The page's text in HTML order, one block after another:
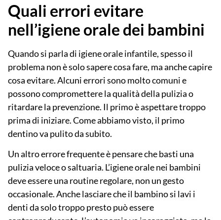
Quali errori evitare
nell’igiene orale dei bambini
Quando si parla di igiene orale infantile, spesso il
problema non è solo sapere cosa fare, ma anche capire
cosa evitare. Alcuni errori sono molto comuni e
possono compromettere la qualità della pulizia o
ritardare la prevenzione. Il primo è aspettare troppo
prima di iniziare. Come abbiamo visto, il primo
dentino va pulito da subito.
Un altro errore frequente è pensare che basti una
pulizia veloce o saltuaria. L’igiene orale nei bambini
deve essere una routine regolare, non un gesto
occasionale. Anche lasciare che il bambino si lavi i
denti da solo troppo presto può essere